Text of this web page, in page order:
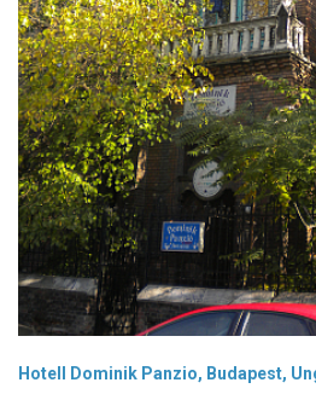
Hotell Dominik Panzio, Budapest,